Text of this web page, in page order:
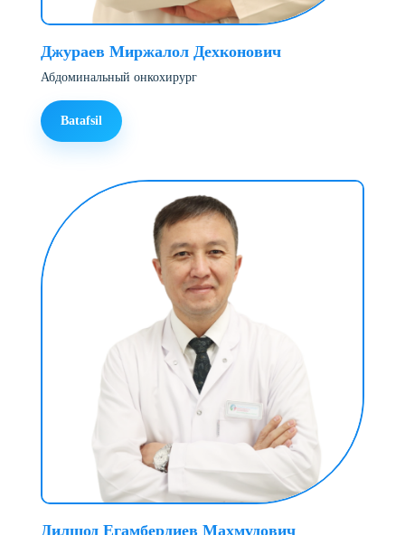
Джураев Миржалол Дехконович
Абдоминальный онкохирург
Batafsil
Дилшод Егамбердиев Махмудович